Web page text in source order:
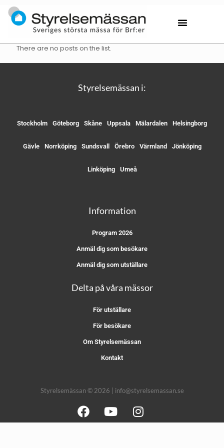
There are no posts on the list.
Styrelsemässan i:
Stockholm Göteborg Skåne Uppsala Mälardalen Helsingborg
Gävle Norrköping Sundsvall Örebro Värmland Jönköping
Linköping Umeå
Information
Program 2026
Anmäl dig som besökare
Anmäl dig som utställare
Delta på våra mässor
För utställare
För besökare
Om Styrelsemässan
Kontakt
Styrelsemässan © 2026 | info@styrelsemassan.se